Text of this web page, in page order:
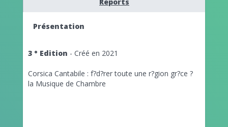
Présentation
3 ° Edition - Créé en 2021
Corsica Cantabile : f?d?rer toute une r?gion gr?ce ?
la Musique de Chambre